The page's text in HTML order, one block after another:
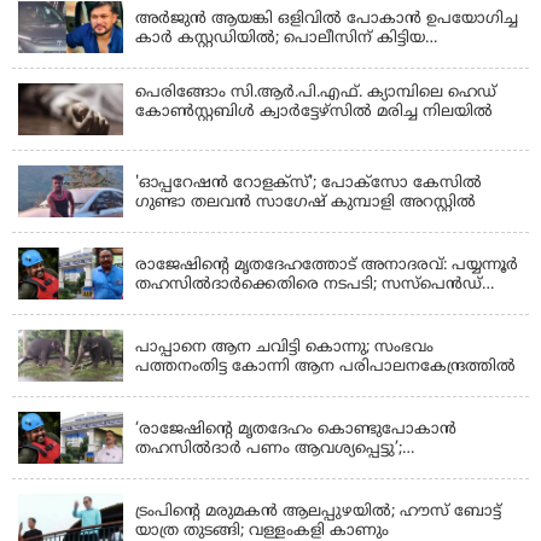
അർജുൻ ആയങ്കി ഒളിവിൽ പോകാൻ ഉപയോഗിച്ച
കാർ കസ്റ്റഡിയിൽ; പൊലീസിന് കിട്ടിയ
പെരിങ്ങോം സി.ആർ.പി.എഫ്. ക്യാമ്പിലെ ഹെഡ്
കോൺസ്റ്റബിൾ ക്വാർട്ടേഴ്സിൽ മരിച്ച നിലയിൽ
'ഓപ്പറേഷൻ റോളക്സ്'; പോക്സോ കേസിൽ
ഗുണ്ടാ തലവൻ സാഗേഷ് കുമ്പാളി അറസ്റ്റിൽ
രാജേഷിന്റെ മൃതദേഹത്തോട് അനാദരവ്: പയ്യന്നൂർ
തഹസിൽദാർക്കെതിരെ നടപടി; സസ്പെൻഡ്
പാപ്പാനെ ആന ചവിട്ടി കൊന്നു; സംഭവം
പത്തനംതിട്ട കോന്നി ആന പരിപാലനകേന്ദ്രത്തിൽ
‘രാജേഷിന്‍റെ മൃതദേഹം കൊണ്ടുപോകാന്‍
തഹസില്‍ദാര്‍ പണം ആവശ്യപ്പെട്ടു’;
ട്രംപിന്റെ മരുമകന്‍ ആലപ്പുഴയില്‍; ഹൗസ് ബോട്ട്
യാത്ര തുടങ്ങി; വള്ളംകളി കാണും